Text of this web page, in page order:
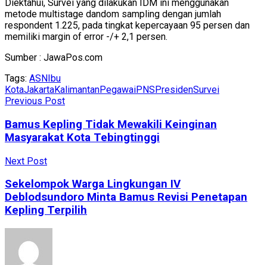
Diektahui, Survei yang dilakukan IDM ini menggunakan
metode multistage dandom sampling dengan jumlah
respondent 1.225, pada tingkat kepercayaan 95 persen dan
memiliki margin of error -/+ 2,1 persen.
Sumber : JawaPos.com
Tags: ASNIbu
KotaJakartaKalimantanPegawaiPNSPresidenSurvei
Previous Post
Bamus Kepling Tidak Mewakili Keinginan
Masyarakat Kota Tebingtinggi
Next Post
Sekelompok Warga Lingkungan IV
Deblodsundoro Minta Bamus Revisi Penetapan
Kepling Terpilih